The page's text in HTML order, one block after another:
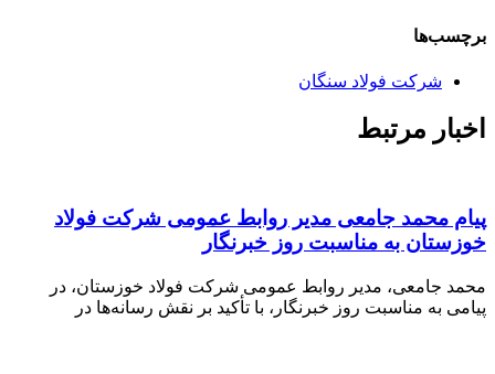
برچسب‌ها
شرکت فولاد سنگان
اخبار مرتبط
پیام محمد جامعی مدیر روابط عمومی شرکت فولاد
خوزستان به مناسبت روز خبرنگار
محمد جامعی، مدیر روابط عمومی شرکت فولاد خوزستان، در
پیامی به مناسبت روز خبرنگار، با تأکید بر نقش رسانه‌ها در